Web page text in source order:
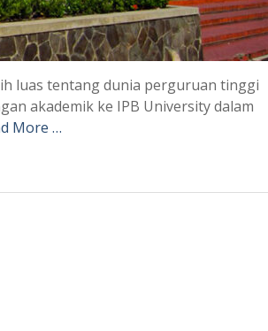
luas tentang dunia perguruan tinggi
akademik ke IPB University dalam
More …